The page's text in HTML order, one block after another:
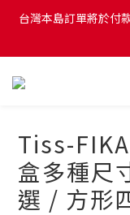
台灣本島訂單將於付
台灣本島訂單將於付
Tiss-
盒多種尺
選 / 方形